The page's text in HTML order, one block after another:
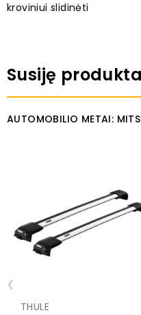
kroviniui slidinėti
Susiję
AUTOMOBILIO METAI:
THULE
‹